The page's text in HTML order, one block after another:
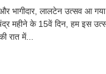
और भागीदार, लालटेन उत्सव आ
महीने के 15वें दिन, हम इस
रात में...